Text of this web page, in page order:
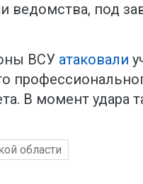
ведомства, под
ВСУ атаковали
В момент удара
области